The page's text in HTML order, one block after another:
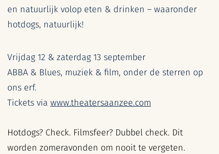
en natuurlijk volop eten & drinken – waaronder
hotdogs, natuurlijk!
Vrijdag 12 & zaterdag 13 september
ABBA & Blues, muziek & film, onder de sterren op
ons erf.
Tickets via www.theatersaanzee.com
Hotdogs? Check. Filmsfeer? Dubbel check. Dit
worden zomeravonden om nooit te vergeten.